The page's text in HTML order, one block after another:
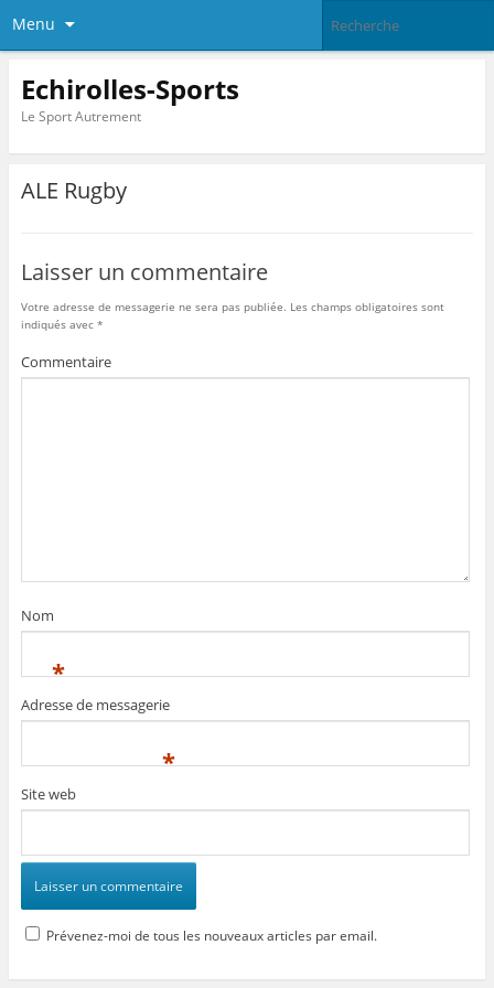
Menu
Echirolles-Sports
Le Sport Autrement
ALE Rugby
Laisser un commentaire
Votre adresse de messagerie ne sera pas publiée. Les champs obligatoires sont
indiqués avec *
Commentaire
Nom
*
Adresse de messagerie
*
Site web
Prévenez-moi de tous les nouveaux articles par email.